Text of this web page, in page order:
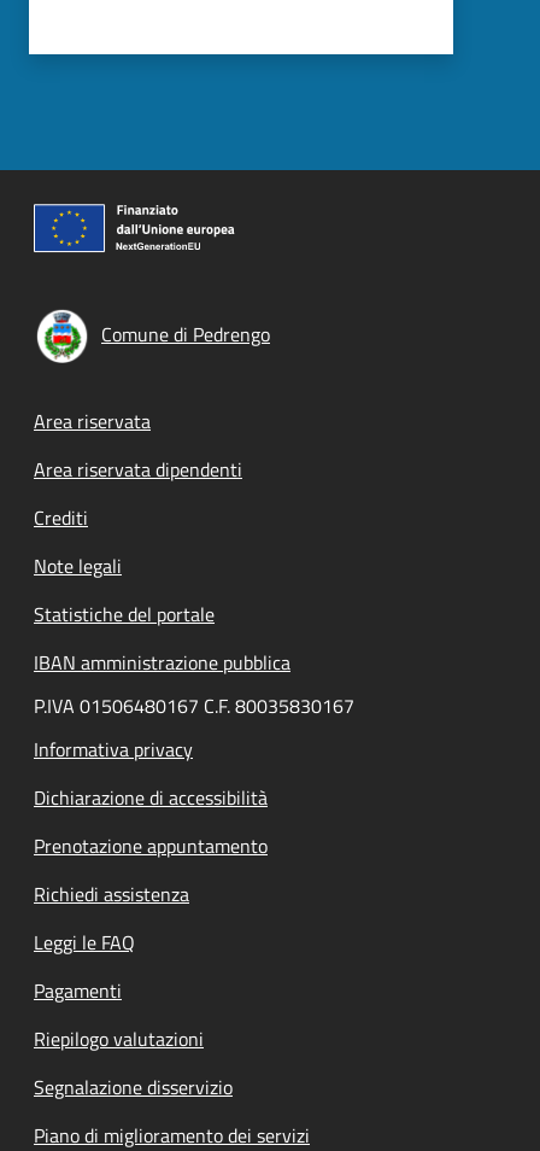
Comune di Pedrengo
Footer menu
Area riservata
Area riservata dipendenti
Crediti
Note legali
Statistiche del portale
IBAN amministrazione pubblica
P.IVA 01506480167 C.F. 80035830167
Informativa privacy
Dichiarazione di accessibilità
Prenotazione appuntamento
Richiedi assistenza
Leggi le FAQ
Pagamenti
Riepilogo valutazioni
Segnalazione disservizio
Piano di miglioramento dei servizi